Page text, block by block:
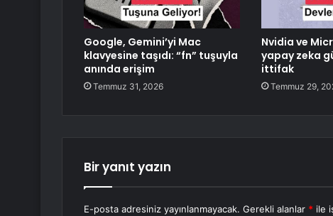
Google, Gemini’yi Mac
klavyesine taşıdı: “fn” tuşuyla
anında erişim
Temmuz 31, 2026
Nvidia ve
yapay zeka
ittifak
Temmuz 29,
Bir yanıt yazın
E-posta adresiniz yayınlanmayacak. Gerekli alanlar * ile